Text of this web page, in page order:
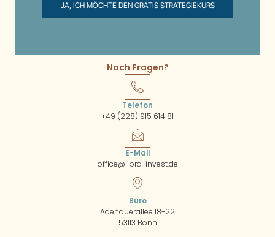
JA, ICH MÖCHTE DEN GRATIS STRATEGIEKURS
Noch Fragen?
Telefon
+49 (228) 915 614 81
E-Mail
office@libra-invest.de
Büro
Adenauerallee 18-22
53113 Bonn